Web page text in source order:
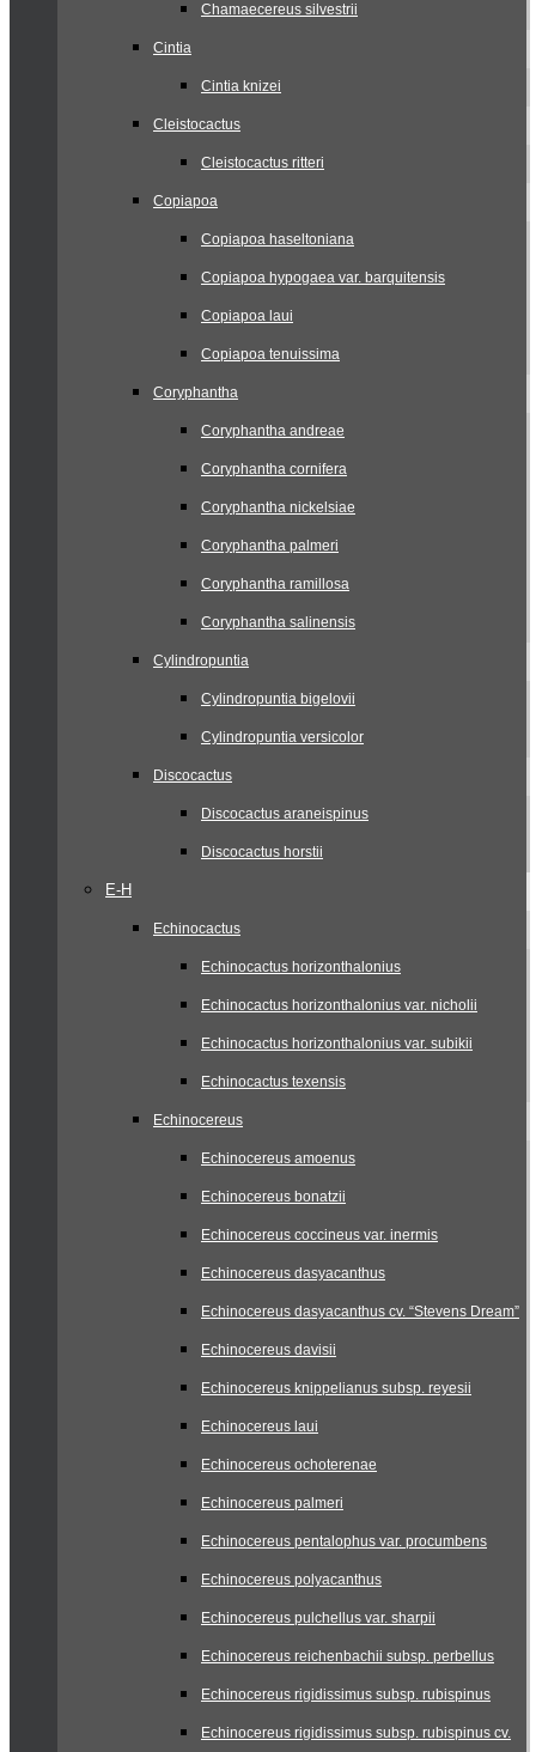
Chamaecereus silvestrii
Cintia
Cintia knizei
Cleistocactus
Cleistocactus ritteri
Copiapoa
Copiapoa haseltoniana
Copiapoa hypogaea var. barquitensis
Copiapoa laui
Copiapoa tenuissima
Coryphantha
Coryphantha andreae
Coryphantha cornifera
Coryphantha nickelsiae
Coryphantha palmeri
Coryphantha ramillosa
Coryphantha salinensis
Cylindropuntia
Cylindropuntia bigelovii
Cylindropuntia versicolor
Discocactus
Discocactus araneispinus
Discocactus horstii
E-H
Echinocactus
Echinocactus horizonthalonius
Echinocactus horizonthalonius var. nicholii
Echinocactus horizonthalonius var. subikii
Echinocactus texensis
Echinocereus
Echinocereus amoenus
Echinocereus bonatzii
Echinocereus coccineus var. inermis
Echinocereus dasyacanthus
Echinocereus dasyacanthus cv. “Stevens Dream”
Echinocereus davisii
Echinocereus knippelianus subsp. reyesii
Echinocereus laui
Echinocereus ochoterenae
Echinocereus palmeri
Echinocereus pentalophus var. procumbens
Echinocereus polyacanthus
Echinocereus pulchellus var. sharpii
Echinocereus reichenbachii subsp. perbellus
Echinocereus rigidissimus subsp. rubispinus
Echinocereus rigidissimus subsp. rubispinus cv.